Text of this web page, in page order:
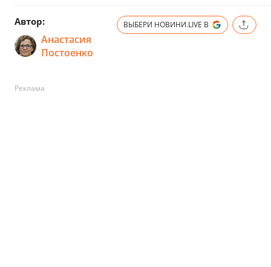
Автор:
Анастасия
Постоенко
ВЫБЕРИ НОВИНИ.LIVE В
Реклама